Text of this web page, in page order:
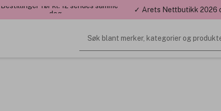
før kl. 12 sendes samme
dag
✓ Årets Nettbutikk 2026
Søk blant merker, kategorier og